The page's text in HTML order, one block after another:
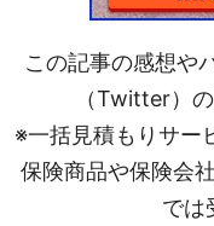
この記事の感想や
（Twitter）
※一括見積もりサー
保険商品や保険会
では